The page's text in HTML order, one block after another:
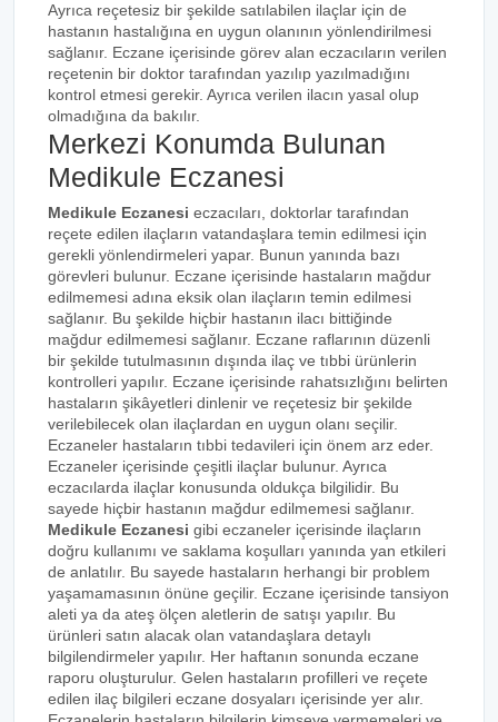
Ayrıca reçetesiz bir şekilde satılabilen ilaçlar için de
hastanın hastalığına en uygun olanının yönlendirilmesi
sağlanır. Eczane içerisinde görev alan eczacıların verilen
reçetenin bir doktor tarafından yazılıp yazılmadığını
kontrol etmesi gerekir. Ayrıca verilen ilacın yasal olup
olmadığına da bakılır.
Merkezi Konumda Bulunan
Medikule Eczanesi
Medikule Eczanesi eczacıları, doktorlar tarafından
reçete edilen ilaçların vatandaşlara temin edilmesi için
gerekli yönlendirmeleri yapar. Bunun yanında bazı
görevleri bulunur. Eczane içerisinde hastaların mağdur
edilmemesi adına eksik olan ilaçların temin edilmesi
sağlanır. Bu şekilde hiçbir hastanın ilacı bittiğinde
mağdur edilmemesi sağlanır. Eczane raflarının düzenli
bir şekilde tutulmasının dışında ilaç ve tıbbi ürünlerin
kontrolleri yapılır. Eczane içerisinde rahatsızlığını belirten
hastaların şikâyetleri dinlenir ve reçetesiz bir şekilde
verilebilecek olan ilaçlardan en uygun olanı seçilir.
Eczaneler hastaların tıbbi tedavileri için önem arz eder.
Eczaneler içerisinde çeşitli ilaçlar bulunur. Ayrıca
eczacılarda ilaçlar konusunda oldukça bilgilidir. Bu
sayede hiçbir hastanın mağdur edilmemesi sağlanır.
Medikule Eczanesi gibi eczaneler içerisinde ilaçların
doğru kullanımı ve saklama koşulları yanında yan etkileri
de anlatılır. Bu sayede hastaların herhangi bir problem
yaşamamasının önüne geçilir. Eczane içerisinde tansiyon
aleti ya da ateş ölçen aletlerin de satışı yapılır. Bu
ürünleri satın alacak olan vatandaşlara detaylı
bilgilendirmeler yapılır. Her haftanın sonunda eczane
raporu oluşturulur. Gelen hastaların profilleri ve reçete
edilen ilaç bilgileri eczane dosyaları içerisinde yer alır.